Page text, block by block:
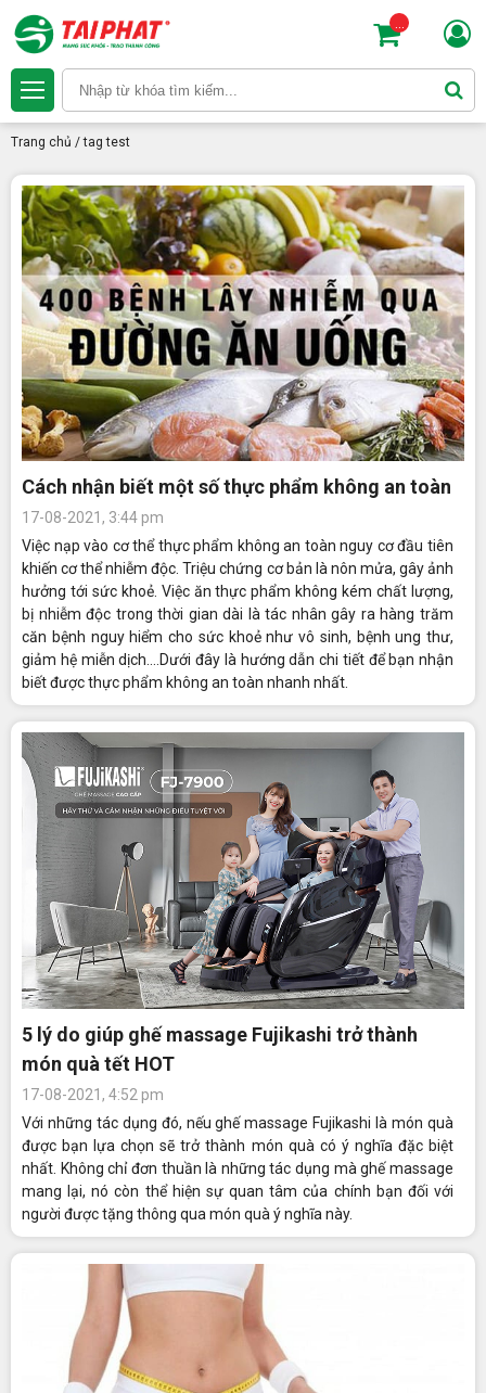
Trang chủ / tag test
Cách nhận biết một số thực phẩm không an toàn
17-08-2021, 3:44 pm
Việc nạp vào cơ thể thực phẩm không an toàn nguy cơ đầu tiên
khiến cơ thể nhiễm độc. Triệu chứng cơ bản là nôn mửa, gây ảnh
hưởng tới sức khoẻ. Việc ăn thực phẩm không kém chất lượng,
bị nhiễm độc trong thời gian dài là tác nhân gây ra hàng trăm
căn bệnh nguy hiểm cho sức khoẻ như vô sinh, bệnh ung thư,
giảm hệ miễn dịch....Dưới đây là hướng dẫn chi tiết để bạn nhận
biết được thực phẩm không an toàn nhanh nhất.
5 lý do giúp ghế massage Fujikashi trở thành
món quà tết HOT
17-08-2021, 4:52 pm
Với những tác dụng đó, nếu ghế massage Fujikashi là món quà
được bạn lựa chọn sẽ trở thành món quà có ý nghĩa đặc biệt
nhất. Không chỉ đơn thuần là những tác dụng mà ghế massage
mang lại, nó còn thể hiện sự quan tâm của chính bạn đối với
người được tặng thông qua món quà ý nghĩa này.